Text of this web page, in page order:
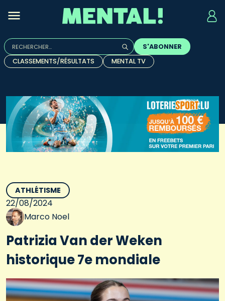
Rechercher :
Quand les résultats de l'auto-complétion sont
S'ABONNER
CLASSEMENTS/RÉSULTATS
MENTAL TV
ATHLÉTISME
22/08/2024
Marco Noel
Patrizia Van der Weken
historique 7e mondiale